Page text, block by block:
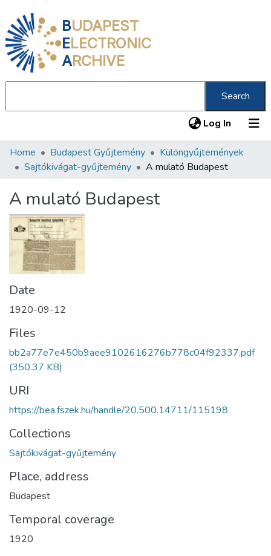
BUDAPEST
ELECTRONIC
ARCHIVE
Search
Log In (current)
Communities & Collections
Statistics
About us
Home Budapest Gyűjtemény
Különgyűjtemények
Sajtókivágat-gyűjtemény
A mulató Budapest
A mulató Budapest
Date
1920-09-12
Files
bb2a77e7e450b9aee9102616276b778c04f92337.pdf
(350.37 KB)
URI
https://bea.fszek.hu/handle/20.500.14711/115198
Collections
Sajtókivágat-gyűjtemény
Place, address
Budapest
Temporal coverage
1920